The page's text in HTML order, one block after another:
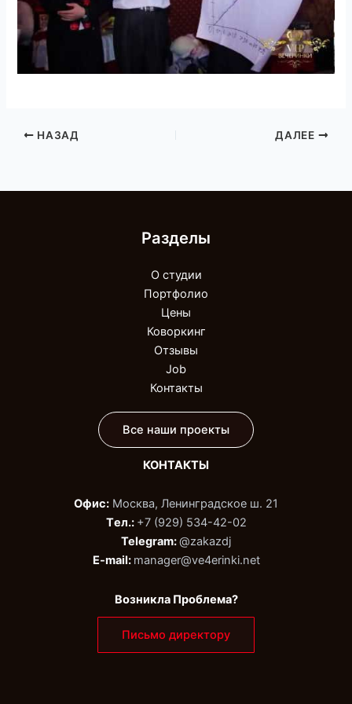
НАЗАД ДАЛЕЕ
Разделы
О студии
Портфолио
Цены
Коворкинг
Отзывы
Job
Контакты
Все наши проекты
КОНТАКТЫ
Офис: Москва, Ленинградское ш. 21
Tел.: +7 (929) 534-42-02‬
Telegram:@zakazdj‬
E-mail: manager@ve4erinki.net
Возникла Проблема?
Письмо директору